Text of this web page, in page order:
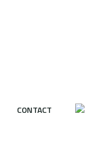
CONTACT